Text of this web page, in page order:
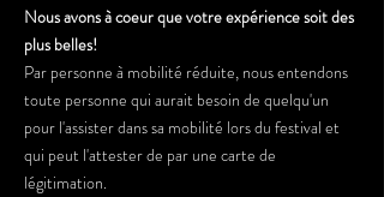
Nous avons à coeur que votre expérience soit des
plus belles!
Par personne à mobilité réduite, nous entendons
toute personne qui aurait besoin de quelqu'un
pour l'assister dans sa mobilité lors du festival et
qui peut l'attester de par une carte de
légitimation.